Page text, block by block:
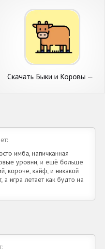
Андроид
Скачать Быки и Коровы —
имба, напичканная
уровни, и ещё больше
короче, кайф, и никакой
а игра летает как будто на